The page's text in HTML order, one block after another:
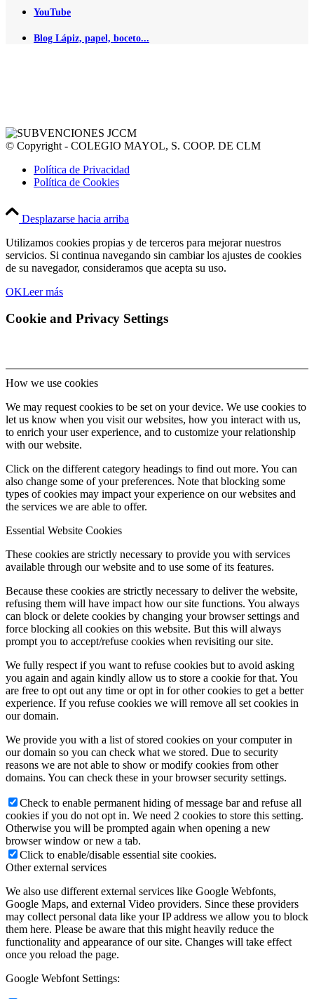
YouTube
Blog Lápiz, papel, boceto...
© Copyright - COLEGIO MAYOL, S. COOP. DE CLM
Política de Privacidad
Política de Cookies
Desplazarse hacia arriba
Utilizamos cookies propias y de terceros para mejorar nuestros
servicios. Si continua navegando sin cambiar los ajustes de cookies
de su navegador, consideramos que acepta su uso.
OKLeer más
Cookie and Privacy Settings
How we use cookies
We may request cookies to be set on your device. We use cookies to
let us know when you visit our websites, how you interact with us,
to enrich your user experience, and to customize your relationship
with our website.
Click on the different category headings to find out more. You can
also change some of your preferences. Note that blocking some
types of cookies may impact your experience on our websites and
the services we are able to offer.
Essential Website Cookies
These cookies are strictly necessary to provide you with services
available through our website and to use some of its features.
Because these cookies are strictly necessary to deliver the website,
refusing them will have impact how our site functions. You always
can block or delete cookies by changing your browser settings and
force blocking all cookies on this website. But this will always
prompt you to accept/refuse cookies when revisiting our site.
We fully respect if you want to refuse cookies but to avoid asking
you again and again kindly allow us to store a cookie for that. You
are free to opt out any time or opt in for other cookies to get a better
experience. If you refuse cookies we will remove all set cookies in
our domain.
We provide you with a list of stored cookies on your computer in
our domain so you can check what we stored. Due to security
reasons we are not able to show or modify cookies from other
domains. You can check these in your browser security settings.
Check to enable permanent hiding of message bar and refuse all
cookies if you do not opt in. We need 2 cookies to store this setting.
Otherwise you will be prompted again when opening a new
browser window or new a tab.
Click to enable/disable essential site cookies.
Other external services
We also use different external services like Google Webfonts,
Google Maps, and external Video providers. Since these providers
may collect personal data like your IP address we allow you to block
them here. Please be aware that this might heavily reduce the
functionality and appearance of our site. Changes will take effect
once you reload the page.
Google Webfont Settings: